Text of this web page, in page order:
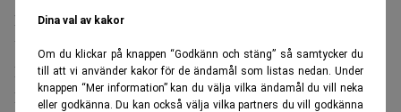
Dina val av kakor
Om du klickar på knappen “Godkänn och stäng” så samtycker du
till att vi använder kakor för de ändamål som listas nedan. Under
knappen “Mer information” kan du välja vilka ändamål du vill neka
eller godkänna. Du kan också välja vilka partners du vill godkänna
kan möta och hur lång tid en process skulle ta.
Ytterligare styrelsemöten är inplanerade, uppger källan.
PayPal har ännu inte lämnat något formellt svar på budet.
Femtio miljarder dollar i lånelöften